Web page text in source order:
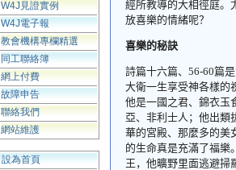
W4J見證實例
W4J電子報
教會機構專欄精選
同工聯絡簿
網上付費
故障申告
聯絡我們
網站維護
設為首頁
經所教導的大相徑庭。
放喜樂的情緒呢？
喜樂的秘訣
詩篇十六篇、 56-60篇
大衛一生享受神各樣的
他是一國之君、錦衣玉
亞、非利士人；他出類
華的宮殿、那麼多的美
的生命真是充滿了福樂
王，他曠野里面逃避掃